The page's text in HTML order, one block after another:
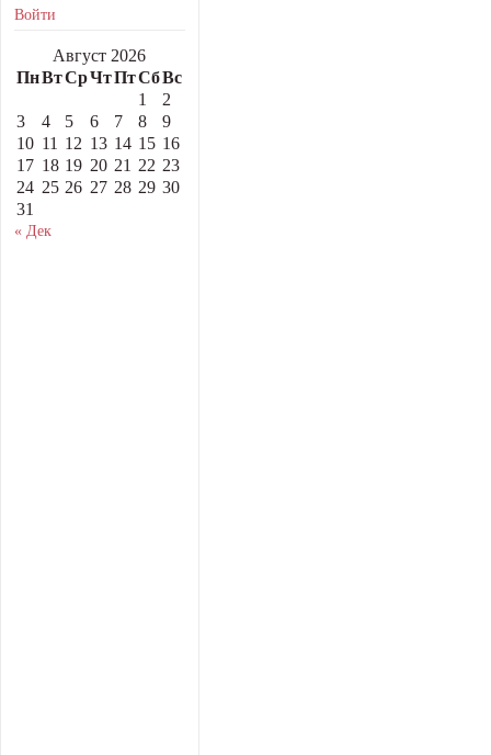
Войти
Август 2026
ПнВтСрЧтПтСбВс
1
2
3
4 5 6 7 8
9
10 11 12 13 14 15 16
17 18 19 20 21 22 23
24 25 26 27 28 29 30
31
« Дек